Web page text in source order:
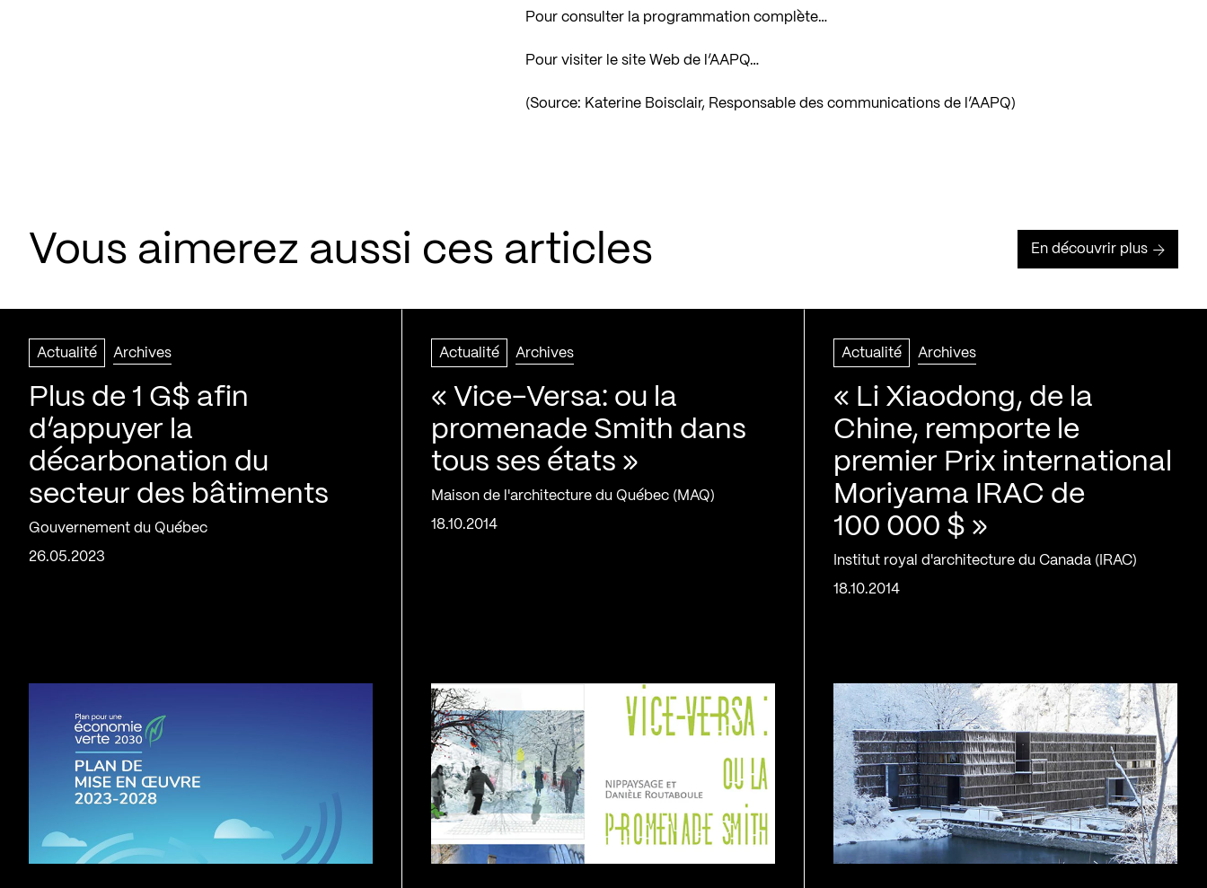
Pour consulter la programmation complète…
Pour visiter le site Web de l’AAPQ…
(Source: Katerine Boisclair, Responsable des communications de l’AAPQ)
Vous aimerez aussi ces articles En découvrir plus
Actualité Archives
Plus de 1 G$ afin
d’appuyer la
décarbonation du
secteur des bâtiments
Gouvernement du Québec
26.05.2023
Actualité Archives
« Vice-Versa: ou la
promenade Smith dans
tous ses états »
Maison de l'architecture du Québec (MAQ)
18.10.2014
Actualité Archives
« Li Xiaodong, de la
Chine, remporte le
premier Prix international
Moriyama IRAC de
100 000 $ »
Institut royal d'architecture du Canada (IRAC)
18.10.2014